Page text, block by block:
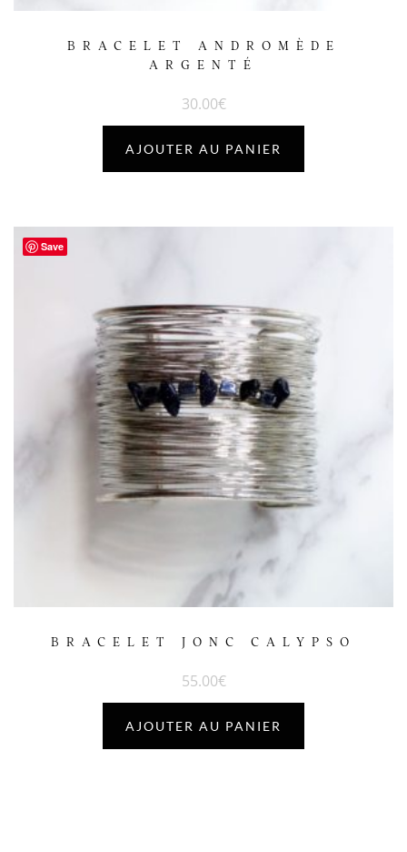
BRACELET ANDROMÈDE
ARGENTÉ
30.00€
AJOUTER AU PANIER
Save
BRACELET JONC CALYPSO
55.00€
AJOUTER AU PANIER